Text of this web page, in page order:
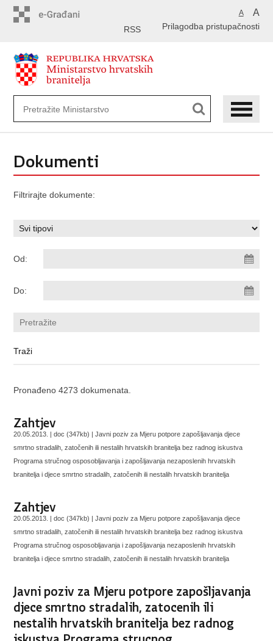
A A
Prilagodba pristupačnosti
RSS
Dokumenti
Filtrirajte dokumente:
Od:
Do:
Pronađeno 4273 dokumenata.
Zahtjev
20.05.2013. | doc (347kb) |Javni poziv za Mjeru potpore zapošljavanja djece
smrtno stradalih, zatočenih ili nestalih hrvatskih branitelja bez radnog iskustva
Programa stručnog osposobljavanja i zapošljavanja nezaposlenih hrvatskih
branitelja i djece smrtno stradalih, zatočenih ili nestalih hrvatskih branitelja
Zahtjev
20.05.2013. | doc (347kb) |Javni poziv za Mjeru potpore zapošljavanja djece
smrtno stradalih, zatočenih ili nestalih hrvatskih branitelja bez radnog iskustva
Programa stručnog osposobljavanja i zapošljavanja nezaposlenih hrvatskih
branitelja i djece smrtno stradalih, zatočenih ili nestalih hrvatskih branitelja
Javni poziv za Mjeru potpore zapošljavanja
djece smrtno stradalih, zatocenih ili
nestalih hrvatskih branitelja bez radnog
iskustva Programa strucnog